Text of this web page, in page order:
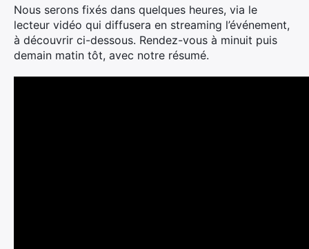
Nous serons fixés dans quelques heures, via le
lecteur vidéo qui diffusera en streaming l’événement,
à découvrir ci-dessous. Rendez-vous à minuit puis
demain matin tôt, avec notre résumé.